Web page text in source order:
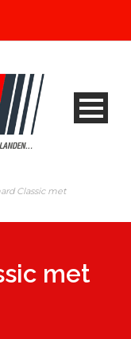
Classic met
met